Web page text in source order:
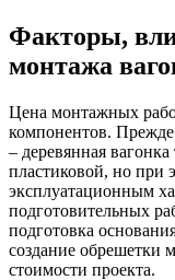
Факторы,
монтажа
Цена монтажных
компонентов. Прежде
– деревянная
пластиковой, но при
эксплуатационным
подготовительных
подготовка
создание обрешетки
стоимости проекта.